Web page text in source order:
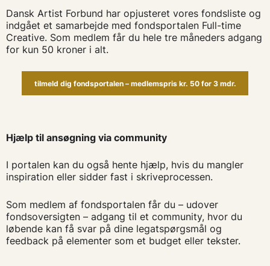
Dansk Artist Forbund har opjusteret vores fondsliste og
indgået et samarbejde med fondsportalen Full-time
Creative. Som medlem får du hele tre måneders adgang
for kun 50 kroner i alt.
tilmeld dig fondsportalen – medlemspris kr. 50 for 3 mdr.
Hjælp til ansøgning via community
I portalen kan du også hente hjælp, hvis du mangler
inspiration eller sidder fast i skriveprocessen.
Som medlem af fondsportalen får du – udover
fondsoversigten – adgang til et community, hvor du
løbende kan få svar på dine legatspørgsmål og
feedback på elementer som et budget eller tekster.